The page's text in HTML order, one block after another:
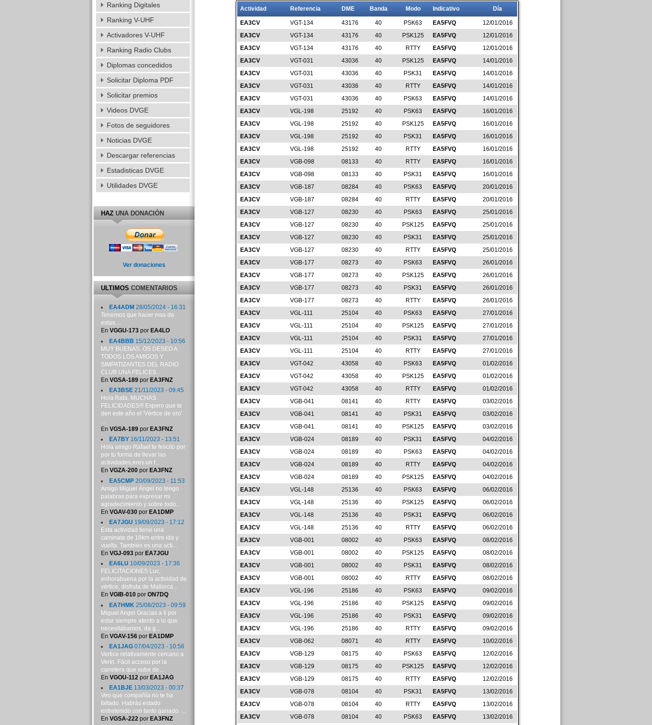
Actividad Referencia DME Banda Modo Indicativo Día
EA3CV VGT-134 43176 40 PSK63 EA5FVQ
12/01/2016
EA3CV
VGT-134 43176 40 PSK125 EA5FVQ
12/01/2016
EA3CV
VGT-134 43176 40 RTTY EA5FVQ
12/01/2016
EA3CV
VGT-031 43036 40 PSK125 EA5FVQ
14/01/2016
EA3CV
VGT-031 43036 40 PSK31 EA5FVQ
14/01/2016
EA3CV
VGT-031 43036 40 RTTY EA5FVQ
14/01/2016
EA3CV
VGT-031 43036 40 PSK63 EA5FVQ
14/01/2016
EA3CV
VGL-198 25192 40 PSK63 EA5FVQ
16/01/2016
EA3CV
VGL-198 25192 40 PSK125 EA5FVQ
16/01/2016
EA3CV
VGL-198 25192 40 PSK31 EA5FVQ
16/01/2016
EA3CV
VGL-198 25192 40 RTTY EA5FVQ
16/01/2016
EA3CV
VGB-098 08133 40 RTTY EA5FVQ
16/01/2016
EA3CV
VGB-098 08133 40 PSK31 EA5FVQ
16/01/2016
EA3CV
VGB-187 08284 40 PSK63 EA5FVQ
20/01/2016
EA3CV
VGB-187 08284 40 RTTY EA5FVQ
20/01/2016
EA3CV
VGB-127 08230 40 PSK63 EA5FVQ
25/01/2016
EA3CV
VGB-127 08230 40 PSK125 EA5FVQ
25/01/2016
EA3CV
VGB-127 08230 40 PSK31 EA5FVQ
25/01/2016
EA3CV
VGB-127 08230 40 RTTY EA5FVQ
25/01/2016
EA3CV
VGB-177 08273 40 PSK63 EA5FVQ
26/01/2016
EA3CV
VGB-177 08273 40 PSK125 EA5FVQ
26/01/2016
EA3CV
VGB-177 08273 40 PSK31 EA5FVQ
26/01/2016
EA3CV
VGB-177 08273 40 RTTY EA5FVQ
26/01/2016
EA3CV
VGL-111 25104 40 PSK63 EA5FVQ
27/01/2016
EA3CV
VGL-111 25104 40 PSK125 EA5FVQ
27/01/2016
EA3CV
VGL-111 25104 40 PSK31 EA5FVQ
27/01/2016
EA3CV
VGL-111 25104 40 RTTY EA5FVQ
27/01/2016
EA3CV
VGT-042 43058 40 PSK63 EA5FVQ
01/02/2016
EA3CV
VGT-042 43058 40 PSK125 EA5FVQ
01/02/2016
EA3CV
VGT-042 43058 40 RTTY EA5FVQ
01/02/2016
EA3CV
VGB-041 08141 40 RTTY EA5FVQ
03/02/2016
EA3CV
VGB-041 08141 40 PSK31 EA5FVQ
03/02/2016
EA3CV
VGB-041 08141 40 PSK125 EA5FVQ
03/02/2016
EA3CV
VGB-024 08189 40 PSK31 EA5FVQ
04/02/2016
EA3CV
VGB-024 08189 40 PSK63 EA5FVQ
04/02/2016
EA3CV
VGB-024 08189 40 RTTY EA5FVQ
04/02/2016
EA3CV
VGB-024 08189 40 PSK125 EA5FVQ
04/02/2016
EA3CV
VGL-148 25136 40 PSK63 EA5FVQ
06/02/2016
EA3CV
VGL-148 25136 40 PSK125 EA5FVQ
06/02/2016
EA3CV
VGL-148 25136 40 PSK31 EA5FVQ
06/02/2016
EA3CV
VGL-148 25136 40 RTTY EA5FVQ
06/02/2016
EA3CV
VGB-001 08002 40 PSK63 EA5FVQ
08/02/2016
EA3CV
VGB-001 08002 40 PSK125 EA5FVQ
08/02/2016
EA3CV
VGB-001 08002 40 PSK31 EA5FVQ
08/02/2016
EA3CV
VGB-001 08002 40 RTTY EA5FVQ
08/02/2016
EA3CV
VGL-196 25186 40 PSK63 EA5FVQ
09/02/2016
EA3CV
VGL-196 25186 40 PSK125 EA5FVQ
09/02/2016
EA3CV
VGL-196 25186 40 PSK31 EA5FVQ
09/02/2016
EA3CV
VGL-196 25186 40 RTTY EA5FVQ
09/02/2016
EA3CV
VGB-062 08071 40 RTTY EA5FVQ
10/02/2016
EA3CV
VGB-129 08175 40 PSK63 EA5FVQ
12/02/2016
EA3CV
VGB-129 08175 40 PSK125 EA5FVQ
12/02/2016
EA3CV
VGB-129 08175 40 RTTY EA5FVQ
12/02/2016
EA3CV
VGB-078 08104 40 PSK31 EA5FVQ
13/02/2016
EA3CV
VGB-078 08104 40 RTTY EA5FVQ
13/02/2016
EA3CV
VGB-078 08104 40 PSK63 EA5FVQ
13/02/2016
Ranking Digitales
Ranking V-UHF
Activadores V-UHF
Ranking Radio Clubs
Diplomas concedidos
Solicitar Diploma PDF
Solicitar premios
Videos DVGE
Fotos de seguidores
Noticias DVGE
Descargar referencias
Estadisticas DVGE
Utilidades DVGE
HAZUNA DONACIÓN
Ver donaciones
ULTIMOSCOMENTARIOS
EA4ADM 28/05/2024 - 16:31
Tenemos que hacer mas de
estas....
En VGGU-173por EA4LO
EA4BBB 15/12/2023 - 10:56
MUY BUENAS. OS DESEO A
TODOS LOS AMIGOS Y
SIMPATIZANTES DEL RADIO
CLUB UNA FELICES...
En VGSA-189por EA3FNZ
EA3BSE21/11/2023 - 09:45
Hola Rafa. MUCHAS
FELICIDADES!!! Espero que te
den este año el 'Vértice de oro'
...
En VGSA-189por EA3FNZ
EA7BY16/11/2023 - 13:51
Hola amigo Rafael:te felicito por
por tu forma de llevar las
actividades,eres un f...
En VGZA-200por EA3FNZ
EA5CMP20/09/2023 - 11:53
Amigo Miguel Ángel no tengo
palabras para expresar mi
agradecimiento y sobre todo...
En VGAV-030por EA1DMP
EA7JGU 19/09/2023 - 17:12
Esta actividad tiene una
caminata de 18km entre ida y
vuelta. También es una acti...
En VGJ-093por EA7JGU
EA6LU 10/09/2023 - 17:36
FELICITACIONES Luc,
enhorabuena por la actividad de
vértice, disfruta de Mallorca...
En VGIB-010por ON7DQ
EA7HMK 25/08/2023 - 09:59
Miguel Angel Gracias a ti por
estar siempre atento a lo que
necesitábamos, da g...
En VGAV-156por EA1DMP
EA1JAG07/04/2023 - 10:56
Vertice relativamente cercano a
Verín. Fácil acceso por la
carretera que sube de...
En VGOU-112por EA1JAG
EA1BJE13/03/2023 - 00:37
Veo que compañía no te ha
faltado. Habrás estado
entretenido con tanto ganado. ...
En VGSA-222por EA3FNZ